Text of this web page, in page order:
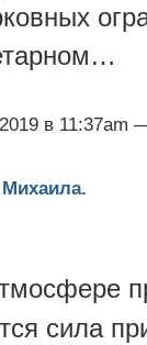
в 11:37am
сила